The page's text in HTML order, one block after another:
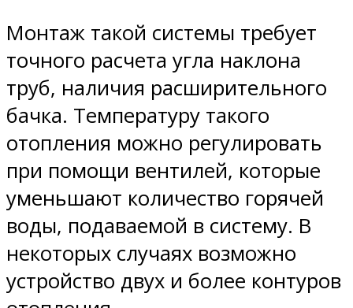
Монтаж такой системы требует
точного расчета угла наклона
труб, наличия расширительного
бачка. Температуру такого
отопления можно регулировать
при помощи вентилей, которые
уменьшают количество горячей
воды, подаваемой в систему. В
некоторых случаях возможно
устройство двух и более контуров